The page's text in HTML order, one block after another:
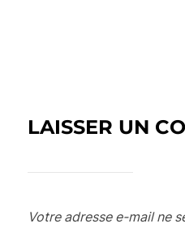
LAISSER UN
Votre adresse e-mail ne